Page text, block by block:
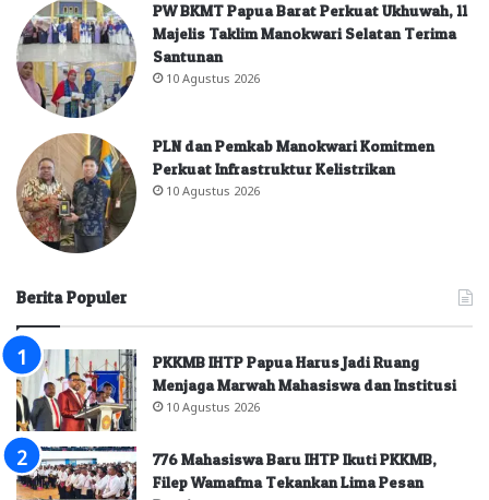
PW BKMT Papua Barat Perkuat Ukhuwah, 11
Majelis Taklim Manokwari Selatan Terima
Santunan
10 Agustus 2026
PLN dan Pemkab Manokwari Komitmen
Perkuat Infrastruktur Kelistrikan
10 Agustus 2026
Berita Populer
PKKMB IHTP Papua Harus Jadi Ruang
Menjaga Marwah Mahasiswa dan Institusi
10 Agustus 2026
776 Mahasiswa Baru IHTP Ikuti PKKMB,
Filep Wamafma Tekankan Lima Pesan